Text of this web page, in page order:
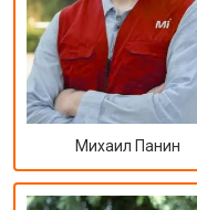
Михаил Панин